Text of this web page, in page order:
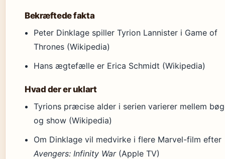
Bekræftede fakta
Peter Dinklage spiller Tyrion Lannister i Game of
Thrones (Wikipedia)
Hans ægtefælle er Erica Schmidt (Wikipedia)
Hvad der er uklart
Tyrions præcise alder i serien varierer mellem
og show (Wikipedia)
Om Dinklage vil medvirke i flere Marvel-film efter
Avengers: Infinity War(Apple TV)